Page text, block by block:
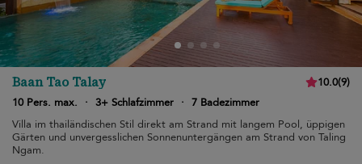
Baan Tao Talay 10.0(9)
10 Pers. max.
· 3+ Schlafzimmer · 7 Badezimmer
Villa im thailändischen Stil direkt am Strand mit langem Pool, üppigen
Gärten und unvergesslichen Sonnenuntergängen am Strand von Taling
Ngam.